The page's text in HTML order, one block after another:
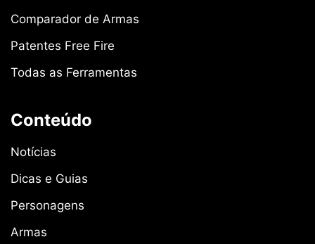
Comparador de Armas
Patentes Free Fire
Todas as Ferramentas
Conteúdo
Notícias
Dicas e Guias
Personagens
Armas